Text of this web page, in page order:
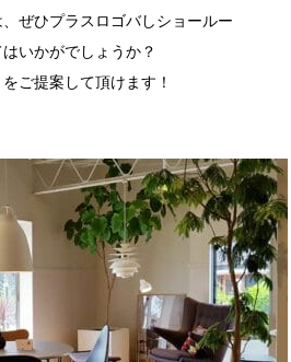
ぜひプラスロゴバしショールー
いかがでしょうか？
ご提案して頂けます！